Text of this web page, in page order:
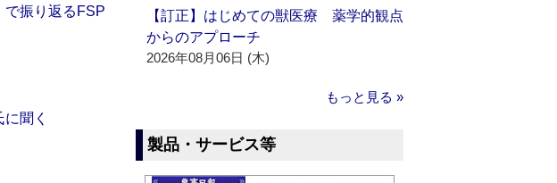
で振り返るFSP
聞く
【訂正】はじめての獣医療 薬学的観点
からのアプローチ
2026年08月06日 (木)
もっと見る »
製品・サービス等